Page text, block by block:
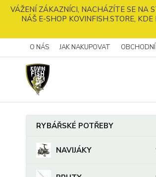
VÁŽENÍ ZÁKAZNÍCI, NACHÁZÍTE SE NA
NÁŠ E-SHOP KOVINFISH.STORE,
O NÁS JAK NAKUPOVAT
RYBÁŘSKÉ POTŘEBY
NAVIJÁKY